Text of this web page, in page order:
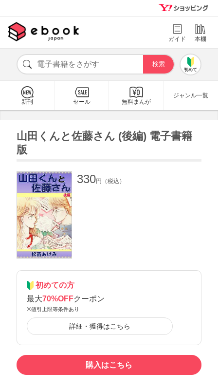
ガイド 本棚
初めて
新刊 セール 無料まんが
ジャンル一覧
山田くんと佐藤さん (後編) 電子書籍
版
330円（税込）
初めての方
最大70%OFFクーポン
※値引上限等条件あり
詳細・獲得はこちら
購入はこちら